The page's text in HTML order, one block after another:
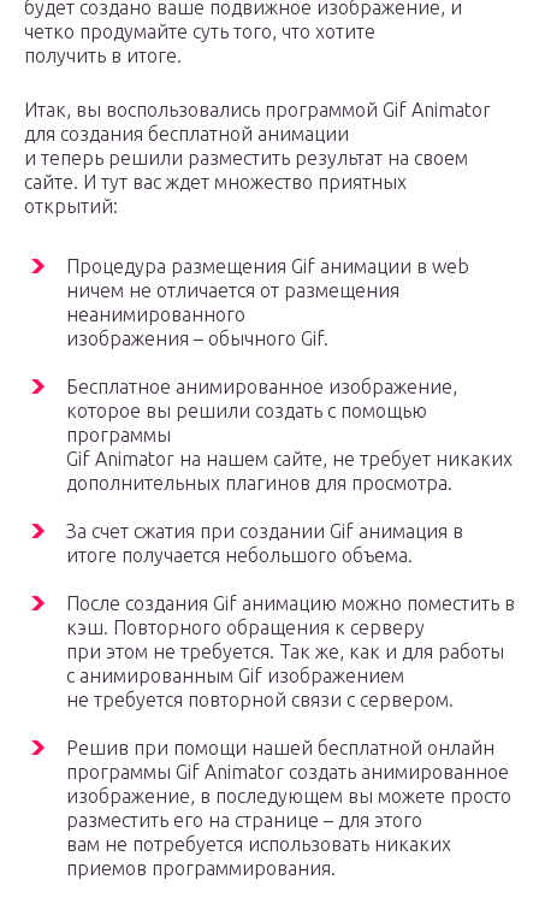
будет создано ваше подвижное изображение, и
четко продумайте суть того, что хотите
получить в итоге.
Итак, вы воспользовались программой Gif Animator
для создания бесплатной анимации
и теперь решили разместить результат на своем
сайте. И тут вас ждет множество приятных
открытий:
Процедура размещения Gif анимации в web
ничем не отличается от размещения
неанимированного
изображения – обычного Gif.
Бесплатное анимированное изображение,
которое вы решили создать с помощью
программы
Gif Animator на нашем сайте, не требует никаких
дополнительных плагинов для просмотра.
За счет сжатия при создании Gif анимация в
итоге получается небольшого объема.
После создания Gif анимацию можно поместить в
кэш. Повторного обращения к серверу
при этом не требуется. Так же, как и для работы
с анимированным Gif изображением
не требуется повторной связи с сервером.
Решив при помощи нашей бесплатной онлайн
программы Gif Animator создать анимированное
изображение, в последующем вы можете просто
разместить его на странице – для этого
вам не потребуется использовать никаких
приемов программирования.